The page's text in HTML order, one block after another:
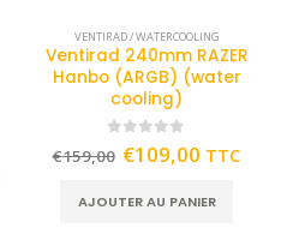
VENTIRAD / WATERCOOLING
Ventirad 240mm RAZER
Hanbo (ARGB) (water
cooling)
out of 5
€159,00 €109,00 TTC
AJOUTER AU PANIER